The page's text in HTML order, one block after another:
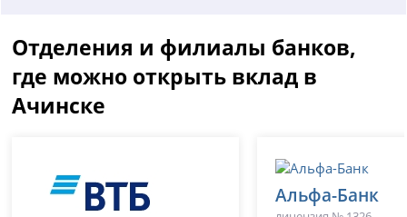
Отделения и филиалы банков,
где можно открыть вклад в
Ачинске
Альфа-Банк